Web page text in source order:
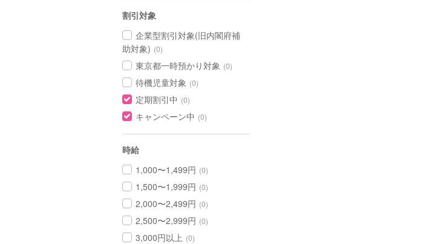
割引対象
企業型割引対象(旧内閣府補
助対象) (0)
東京都一時預かり対象 (0)
待機児童対象 (0)
定期割引中 (0)
キャンペーン中 (0)
時給
1,000〜1,499円 (0)
1,500〜1,999円 (0)
2,000〜2,499円 (0)
2,500〜2,999円 (0)
3,000円以上 (0)